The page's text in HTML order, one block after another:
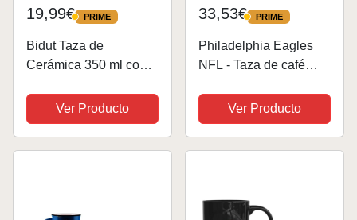
19,99€ PRIME
PRIME
Bidut Taza de
Cerámica 350 ml con
Color Amarillo | Apta
Microondas y
Lavavajillas | Regalo
Ver Producto
33,53€ PRIME
PRIME
Philadelphia Eagles
NFL - Taza de café
Ver Producto